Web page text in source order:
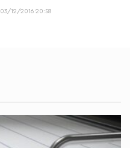
03/12/2016 20:58